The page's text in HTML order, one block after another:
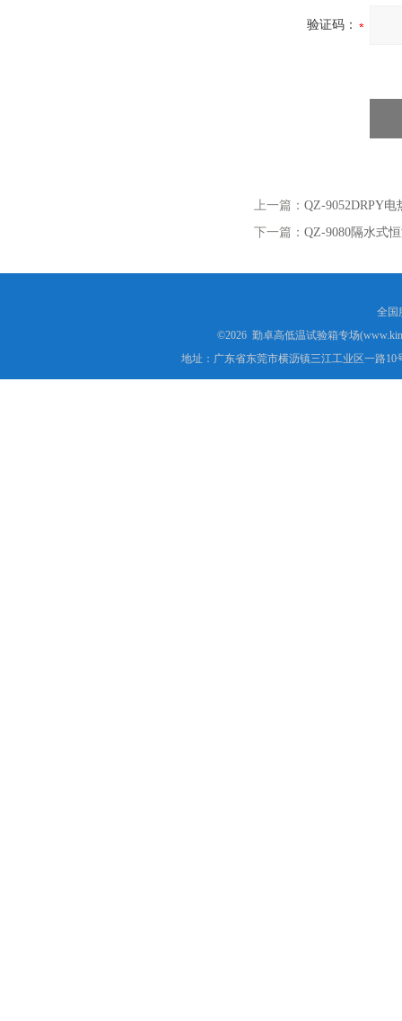
验证码：
上一篇： QZ-9052DRPY
下一篇： QZ-9080隔水式
全国
©2026 勤卓高低温试验箱专场
地址：广东省东莞市横沥镇三江工业区一路10